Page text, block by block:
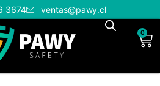
3674 ventas@pawy.cl
0